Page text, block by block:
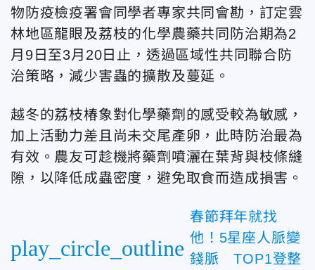
物防疫檢疫署會同學者專家共同會勘，訂定雲
林地區龍眼及荔枝的化學農藥共同防治期為2
月9日至3月20日止，透過區域性共同聯合防
治策略，減少害蟲的擴散及蔓延。
越冬的荔枝椿象對化學藥劑的感受較為敏感，
加上活動力差且尚未交尾產卵，此時防治最為
有效。農友可趁機將藥劑噴灑在葉背與枝條縫
隙，以降低成蟲密度，避免取食而造成損害。
play_circle_outline
春節拜年就找
他！5星座人脈變
錢脈 TOP1登整